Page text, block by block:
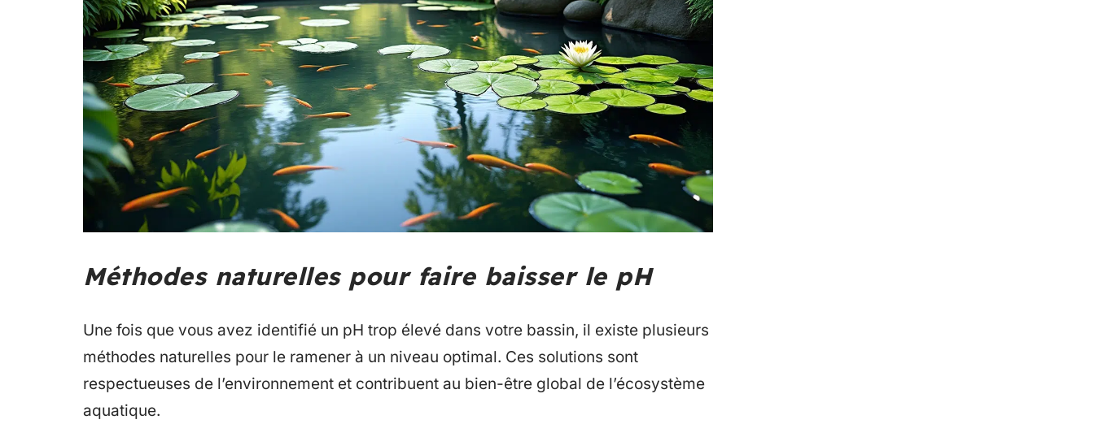
Méthodes naturelles pour faire baisser le pH
Une fois que vous avez identifié un pH trop élevé dans votre bassin, il existe plusieurs
méthodes naturelles pour le ramener à un niveau optimal. Ces solutions sont
respectueuses de l’environnement et contribuent au bien-être global de l’écosystème
aquatique.